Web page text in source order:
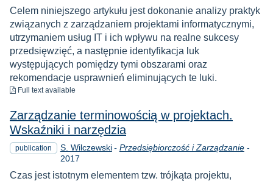
Celem niniejszego artykułu jest dokonanie analizy praktyk
związanych z zarządzaniem projektami informatycznymi,
utrzymaniem usług IT i ich wpływu na realne sukcesy
przedsięwzięć, a następnie identyfikacja luk
występujących pomiędzy tymi obszarami oraz
rekomendacje usprawnień eliminujących te luki.
Full text available
Zarządzanie terminowością w projektach.
Wskaźniki i narzędzia
publication S. Wilczewski - Przedsiębiorczość i Zarządzanie-Year
2017
Czas jest istotnym elementem tzw. trójkąta projektu,